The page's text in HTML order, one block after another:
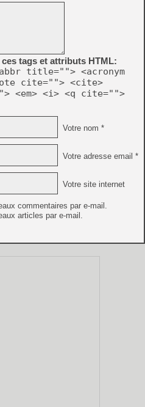
tags et attributs HTML:
title=""> <acronym
cite=""> <cite>
<em> <i> <q cite="">
Votre nom *
Votre adresse email *
Votre site internet
commentaires par e-mail.
articles par e-mail.